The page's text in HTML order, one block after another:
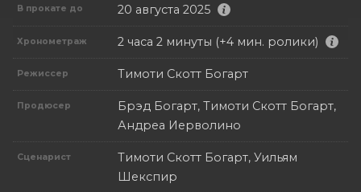
В прокате до 20 августа 2025
Хронометраж 2 часа 2 минуты (+4 мин. ролики)
Режиссер Тимоти Скотт Богарт
Продюсер
Брэд Богарт, Тимоти Скотт Богарт,
Андреа Иерволино
Сценарист
Тимоти Скотт Богарт, Уильям
Шекспир